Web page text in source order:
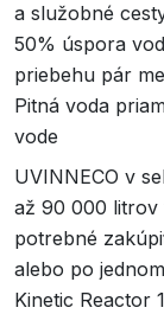
a služobné
50% úspora
priebehu pár
Pitná voda
vode
UVINNECO v
až 90 000 litrov
potrebné
alebo po
Kinetic Reactor